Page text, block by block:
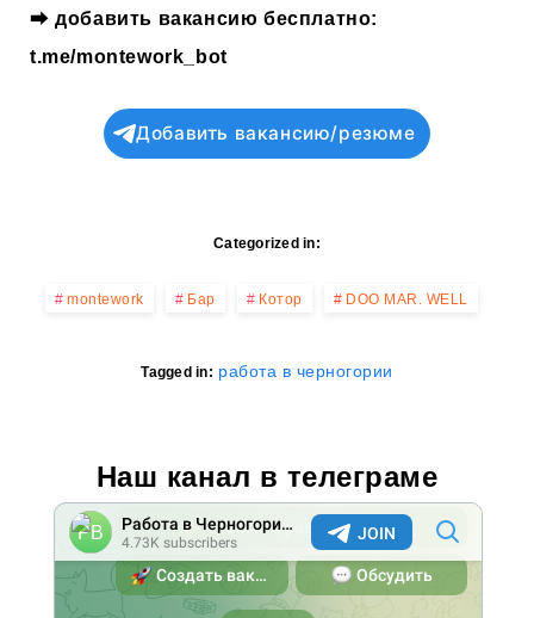
⮕добавить вакансию бесплатно:
t.me/montework_bot
Добавить вакансию/резюме
Categorized in:
montework Бар Котор DOO MAR. WELL
Tagged in: работа в черногории
Наш канал в телеграме